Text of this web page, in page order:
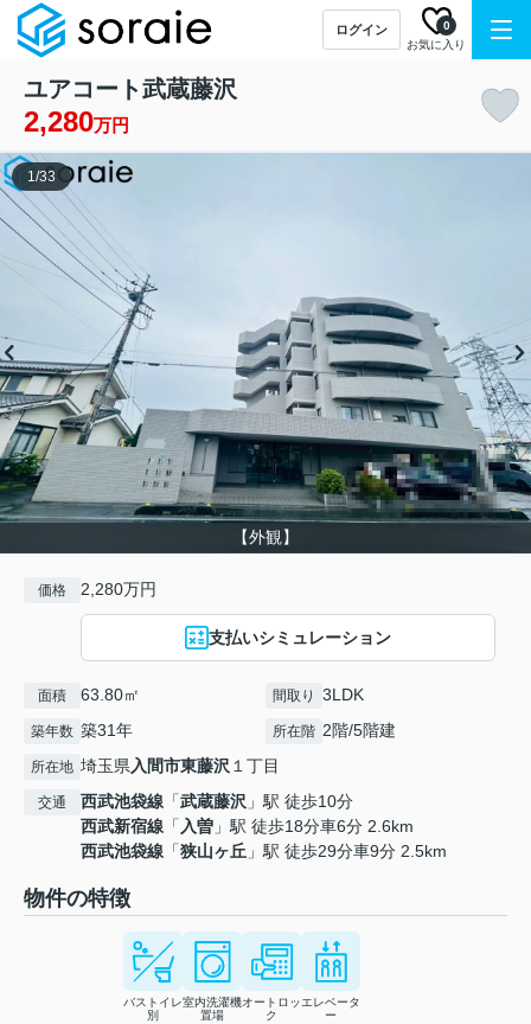
ログイン
お気に入り
0
ユアコート武蔵藤沢
2,280万円
【外観】
1/33
価格 2,280万円
支払いシミュレーション
面積 63.80㎡ 間取り 3LDK
築年数 築31年 所在階 2階/5階建
所在地 埼玉県入間市東藤沢１丁目
交通 西武池袋線 「武蔵藤沢 」駅 徒歩10分
西武新宿線 「入曽 」駅 徒歩18分車6分 2.6km
西武池袋線 「狭山ヶ丘 」駅 徒歩29分車9分 2.5km
物件の特徴
バストイレ
別
室内洗濯機
置場
オートロッ
ク
エレベータ
ー